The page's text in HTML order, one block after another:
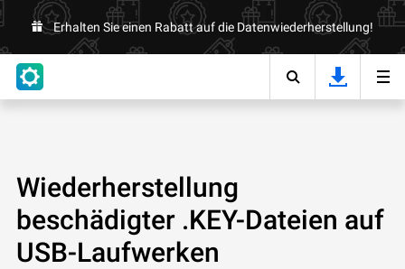
Erhalten Sie einen Rabatt auf die Datenwiederherstellung!
Wiederherstellung
beschädigter .KEY-Dateien auf
USB-Laufwerken